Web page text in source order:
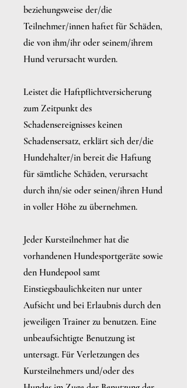
beziehungsweise der/die
Teilnehmer/innen haftet für Schäden,
die von ihm/ihr oder seinem/ihrem
Hund verursacht wurden.
Leistet die Haftpflichtversicherung
zum Zeitpunkt des
Schadensereignisses keinen
Schadensersatz, erklärt sich der/die
Hundehalter/in bereit die Haftung
für sämtliche Schäden, verursacht
durch ihn/sie oder seinen/ihren Hund
in voller Höhe zu übernehmen.
Jeder Kursteilnehmer hat die
vorhandenen Hundesportgeräte sowie
den Hundepool samt
Einstiegsbaulichkeiten nur unter
Aufsicht und bei Erlaubnis durch den
jeweiligen Trainer zu benutzen. Eine
unbeaufsichtigte Benutzung ist
untersagt. Für Verletzungen des
Kursteilnehmers und/oder des